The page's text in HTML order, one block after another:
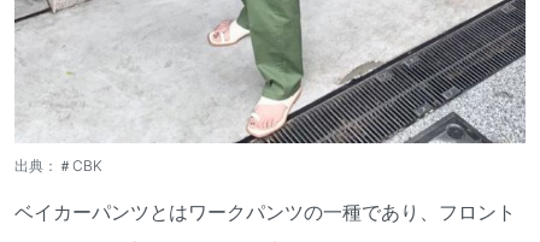
出典： ＃CBK
ベイカーパンツとはワークパンツの一種であり、フロント